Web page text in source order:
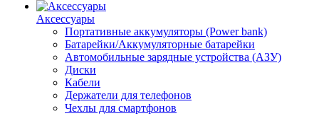
Аксессуары
Портативные аккумуляторы (Power bank)
Батарейки/Аккумуляторные батарейки
Автомобильные зарядные устройства (АЗУ)
Диски
Кабели
Держатели для телефонов
Чехлы для смартфонов